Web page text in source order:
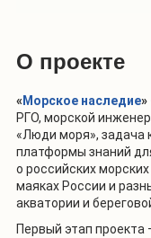
О проекте
« Морское наследие»
РГО, морской
«Люди моря», задача
платформы знаний
о российских
маяках России и
акватории и
Первый этап